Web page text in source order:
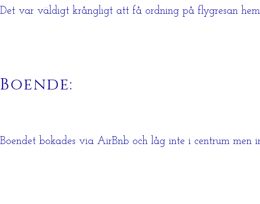
Det var väldigt krångligt att få ordning på flygresan
Boende:
Boendet bokades via AirBnb och låg inte i centrum men